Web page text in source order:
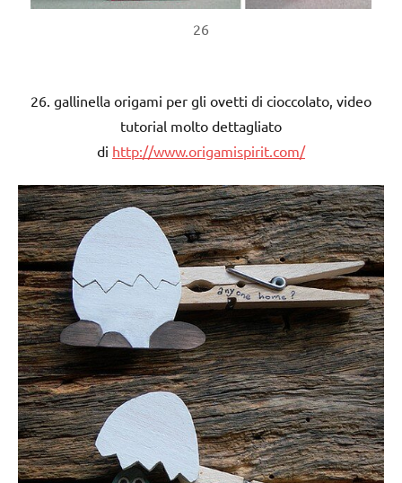
26
26. gallinella origami per gli ovetti di cioccolato, video
tutorial molto dettagliato
di http://www.origamispirit.com/